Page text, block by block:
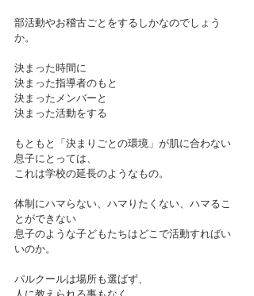
部活動やお稽古ごとをするしかなのでしょう
か。
決まった時間に
決まった指導者のもと
決まったメンバーと
決まった活動をする
もともと「決まりごとの環境」が肌に合わない
息子にとっては、
これは学校の延長のようなもの。
体制にハマらない、ハマりたくない、ハマるこ
とができない
息子のような子どもたちはどこで活動すればい
いのか。
パルクールは場所も選ばず、